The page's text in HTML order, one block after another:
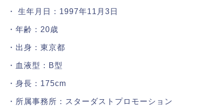
・ 生年月日：1997年11月3日
・年齢：20歳
・出身：東京都
・血液型：B型
・身長：175cm
・所属事務所：スターダストプロモーション